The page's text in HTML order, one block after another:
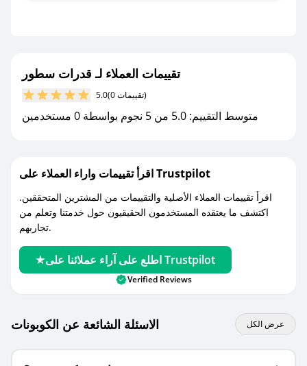
مع صحصح، تسوق بذكاء ووفّر على كل مشترياتك مع
تقييمات العملاء لـ قدرات سطور
5.0 (0 تقييمات)
متوسط التقييم: 5.0 من 5 نجوم بواسطة 0 مستخدمين
اقرأ تقييمات واراء العملاء على Trustpilot
اقرأ تقييمات العملاء الأصلية والتقييمات من المشترين المتحققين.
اكتشف ما يعتقده المستخدمون الحقيقيون حول خدمتنا وتعلم من
تجاربهم.
اطلع على آراء عملائنا على Trustpilot
Verified Reviews
الاسئلة الشائعة عن الكوبونات عرض الكل